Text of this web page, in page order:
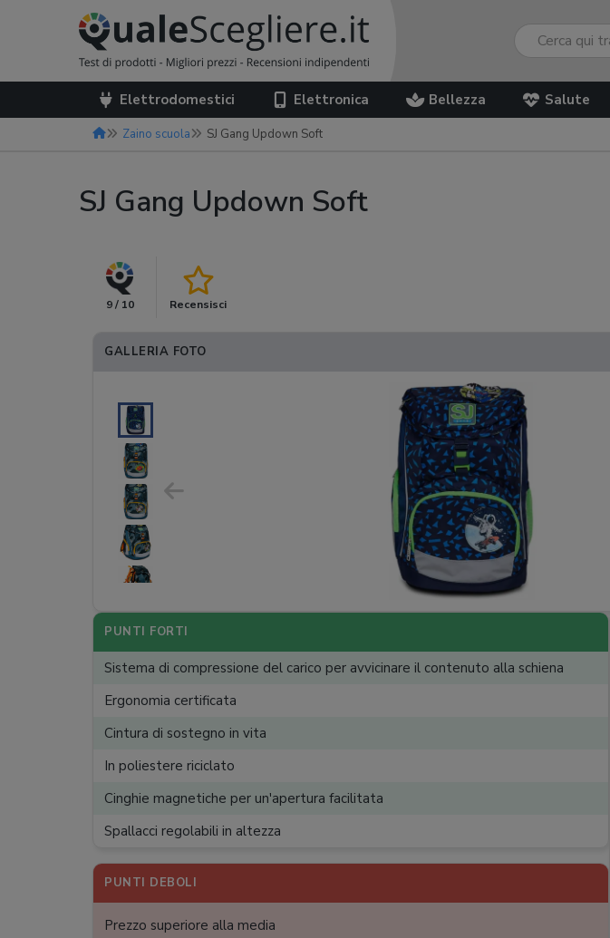
Elettrodomestici Elettronica Bellezza Salute
Zaino scuola SJ Gang Updown Soft
SJ Gang Updown Soft
9 / 10 Recensisci
GALLERIA FOTO
PUNTI FORTI
Sistema di compressione del carico per avvicinare il contenuto alla schiena
Ergonomia certificata
Cintura di sostegno in vita
In poliestere riciclato
Cinghie magnetiche per un'apertura facilitata
Spallacci regolabili in altezza
PUNTI DEBOLI
Prezzo superiore alla media